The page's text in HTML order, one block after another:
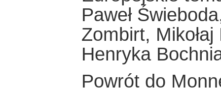
Paweł
Zombirt,
Henryka
Powrót do